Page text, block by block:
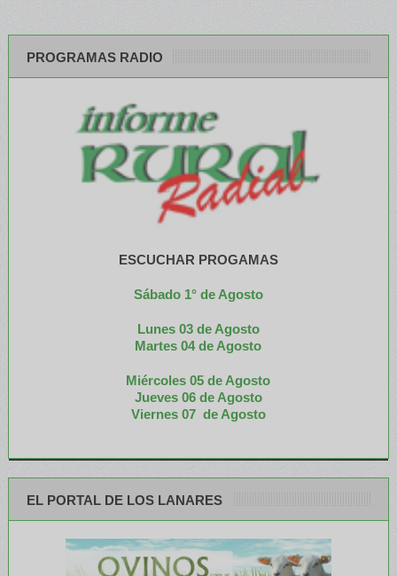
PROGRAMAS RADIO
ESCUCHAR PROGAMAS
Sábado 1° de Agosto
Lunes 03 de Agosto
Martes 04 de Agosto
Miércoles 05 de Agosto
Jueves 06 de Agosto
Viernes 07 de Agosto
EL PORTAL DE LOS LANARES